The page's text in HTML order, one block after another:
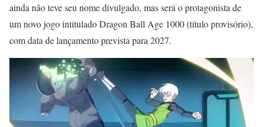
ainda não teve seu nome divulgado, mas será o protagonista de
um novo jogo intitulado Dragon Ball Age 1000 (título provisório),
com data de lançamento prevista para 2027.